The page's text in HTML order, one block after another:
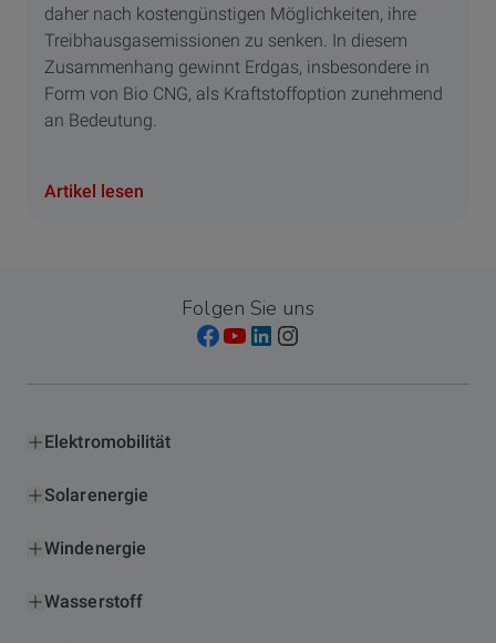
daher nach kostengünstigen Möglichkeiten, ihre
Treibhausgasemissionen zu senken. In diesem
Zusammenhang gewinnt Erdgas, insbesondere in
Form von Bio CNG, als Kraftstoffoption zunehmend
an Bedeutung.
Artikel lesen
Folgen Sie uns
Elektromobilität
Solarenergie
Windenergie
Wasserstoff